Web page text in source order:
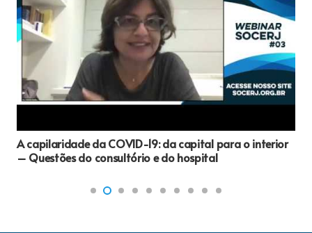
A capilaridade da COVID-19: da capital para o interior
– Questões do consultório e do hospital